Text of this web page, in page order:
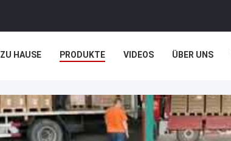
ZU HAUSE PRODUKTE VIDEOS ÜBER UNS